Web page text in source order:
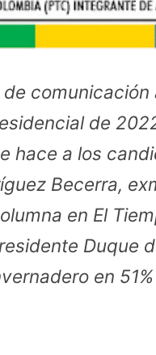
comunicación
de
hace a los
Becerra,
en El
Duque
en